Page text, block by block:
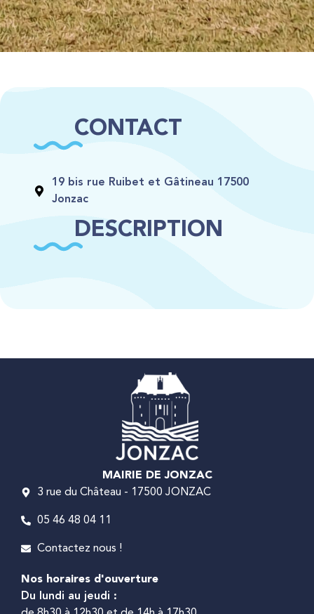
CONTACT
19 bis rue Ruibet et Gâtineau 17500
Jonzac
DESCRIPTION
MAIRIE DE JONZAC
3 rue du Château - 17500 JONZAC
05 46 48 04 11
Contactez nous !
Nos horaires d'ouverture
Du lundi au jeudi :